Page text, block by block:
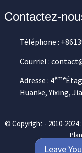
Contactez-
Téléphone :
Courriel :
Adresse : 4ème
Huanke, Yixing,
© Copyright - 2010-
Leave